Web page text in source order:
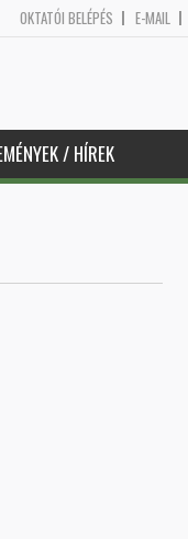
OKTATÓI BELÉPÉS E-MAIL
/ HÍREK